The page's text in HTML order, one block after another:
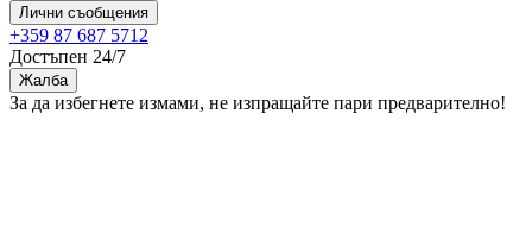
Лични съобщения
+359 87 687 5712
Достъпен 24/7
Жалба
За да избегнете измами, не изпращайте пари предварително!